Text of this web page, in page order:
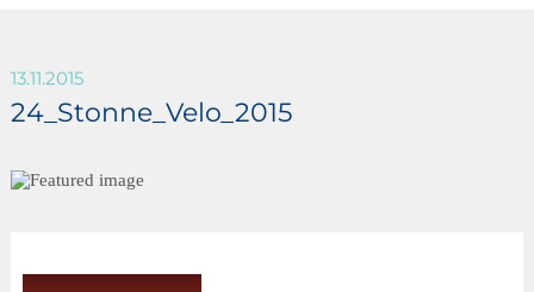
13.11.2015
24_Stonne_Velo_2015